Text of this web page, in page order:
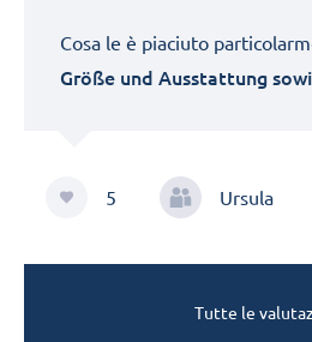
Cosa le è piaciuto
Größe und Ausstattung
5 Ursula
Tutte le